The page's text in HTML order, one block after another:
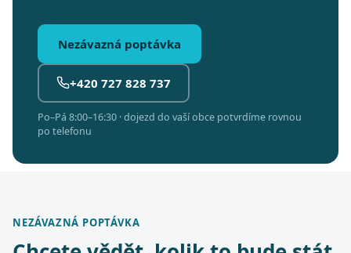
Nezávazná poptávka
+420 727 828 737
Po–Pá 8:00–16:30 · dojezd do vaší obce potvrdíme rovnou
po telefonu
NEZÁVAZNÁ POPTÁVKA